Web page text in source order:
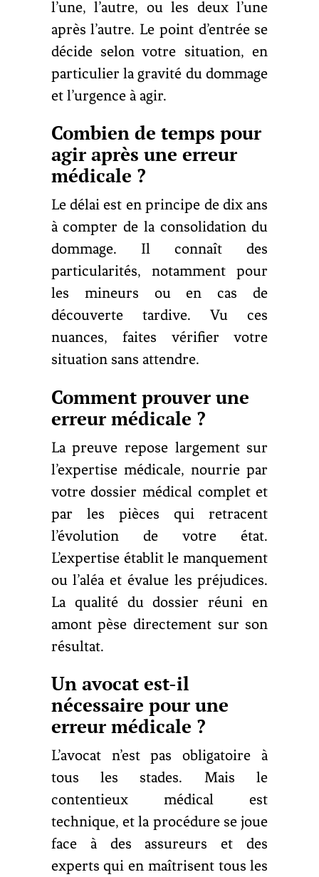
l’une, l’autre, ou les deux l’une
après l’autre. Le point d’entrée se
décide selon votre situation, en
particulier la gravité du dommage
et l’urgence à agir.
Combien de temps pour
agir après une erreur
médicale ?
Le délai est en principe de dix ans
à compter de la consolidation du
dommage. Il connaît des
particularités, notamment pour
les mineurs ou en cas de
découverte tardive. Vu ces
nuances, faites vérifier votre
situation sans attendre.
Comment prouver une
erreur médicale ?
La preuve repose largement sur
l’expertise médicale, nourrie par
votre dossier médical complet et
par les pièces qui retracent
l’évolution de votre état.
L’expertise établit le manquement
ou l’aléa et évalue les préjudices.
La qualité du dossier réuni en
amont pèse directement sur son
résultat.
Un avocat est-il
nécessaire pour une
erreur médicale ?
L’avocat n’est pas obligatoire à
tous les stades. Mais le
contentieux médical est
technique, et la procédure se joue
face à des assureurs et des
experts qui en maîtrisent tous les